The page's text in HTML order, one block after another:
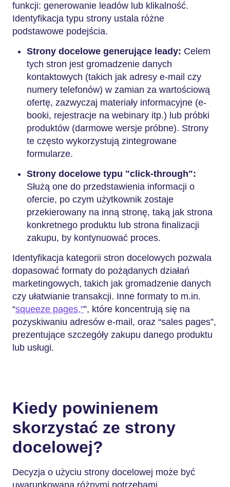
funkcji: generowanie leadów lub klikalność.
Identyfikacja typu strony ustala różne
podstawowe podejścia.
Strony docelowe generujące leady: Celem
tych stron jest gromadzenie danych
kontaktowych (takich jak adresy e-mail czy
numery telefonów) w zamian za wartościową
ofertę, zazwyczaj materiały informacyjne (e-
booki, rejestracje na webinary itp.) lub próbki
produktów (darmowe wersje próbne). Strony
te często wykorzystują zintegrowane
formularze.
Strony docelowe typu "click-through":
Służą one do przedstawienia informacji o
ofercie, po czym użytkownik zostaje
przekierowany na inną stronę, taką jak strona
konkretnego produktu lub strona finalizacji
zakupu, by kontynuować proces.
Identyfikacja kategorii stron docelowych pozwala
dopasować formaty do pożądanych działań
marketingowych, takich jak gromadzenie danych
czy ułatwianie transakcji. Inne formaty to m.in.
“squeeze pages,"”, które koncentrują się na
pozyskiwaniu adresów e-mail, oraz “sales pages”,
prezentujące szczegóły zakupu danego produktu
lub usługi.
Kiedy powinienem
skorzystać ze strony
docelowej?
Decyzja o użyciu strony docelowej może być
uwarunkowana różnymi potrzebami